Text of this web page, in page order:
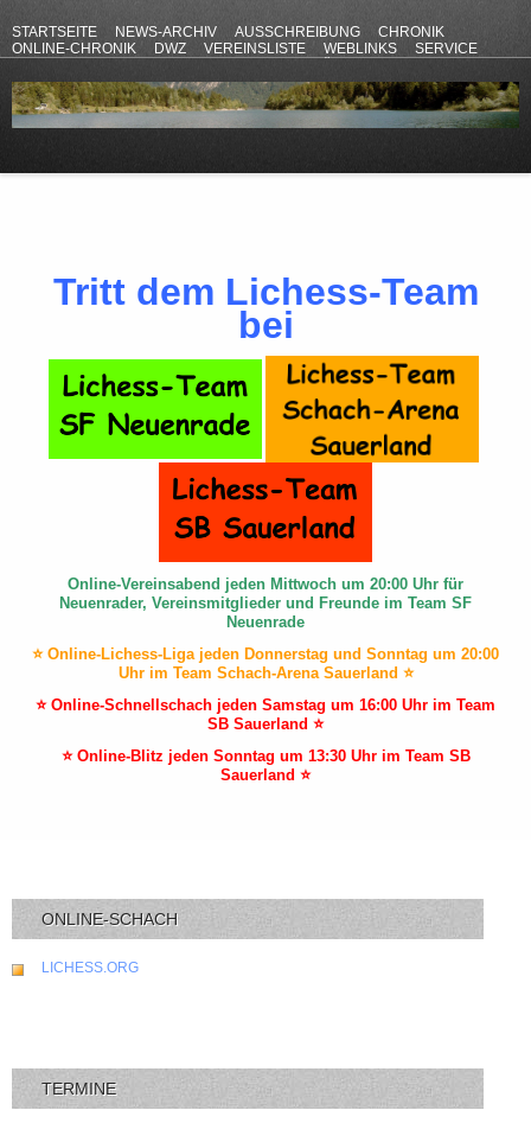
STARTSEITE NEWS-ARCHIV AUSSCHREIBUNG
CHRONIK
ONLINE-CHRONIK
DWZ VEREINSLISTE WEBLINKS
SERVICE
Tritt dem Lichess-Team
bei
Online-Vereinsabend jeden Mittwoch um 20:00 Uhr für
Neuenrader, Vereinsmitglieder und Freunde im Team SF
Neuenrade
⭐ Online-Lichess-Liga jeden Donnerstag und Sonntag um 20:00
Uhr im Team Schach-Arena Sauerland ⭐
⭐ Online-Schnellschach jeden Samstag um 16:00 Uhr im Team
SB Sauerland ⭐
⭐ Online-Blitz jeden Sonntag um 13:30 Uhr im Team SB
Sauerland ⭐
ONLINE-SCHACH
LICHESS.ORG
TERMINE